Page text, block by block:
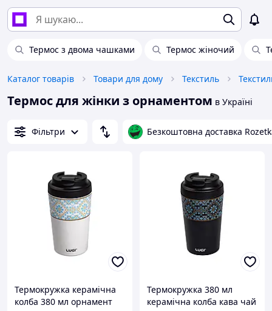
Термос з двома чашками Термос жіночий
Каталог товарів Товари для дому Текстиль
Термос для жінки з орнаментом в Україні
Фільтри Безкоштовна доставка
Термокружка керамічна
колба 380 мл орнамент
Термокружка 380 мл
керамічна колба кава чай